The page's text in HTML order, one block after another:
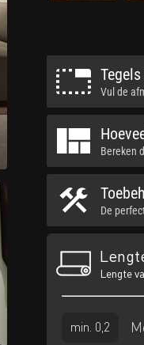
Vul de
Bereken
De
Lengte